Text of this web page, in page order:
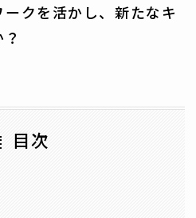
クを活かし、新たなキ
目次